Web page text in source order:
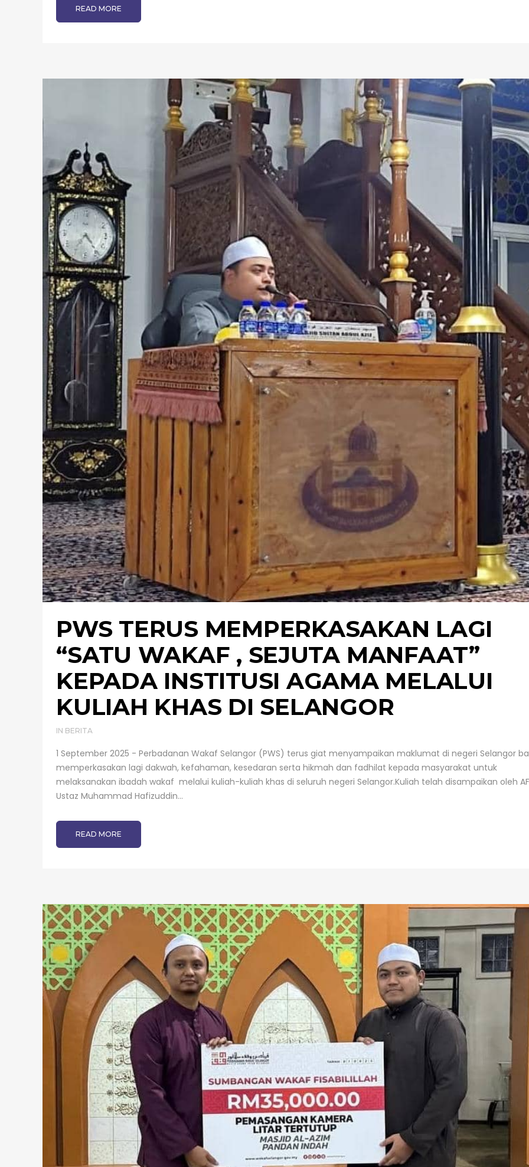
READ MORE
PWS TERUS MEMPERKASAKAN LAGI
“SATU WAKAF , SEJUTA MANFAAT”
KEPADA INSTITUSI AGAMA MELALUI
KULIAH KHAS DI SELANGOR
IN BERITA
1 September 2025 - Perbadanan Wakaf Selangor (PWS) terus giat menyampaikan maklumat di negeri Selangor
memperkasakan lagi dakwah, kefahaman, kesedaran serta hikmah dan fadhilat kepada masyarakat untuk
melaksanakan ibadah wakaf melalui kuliah-kuliah khas di seluruh negeri Selangor.Kuliah telah disampaikan oleh AF
Ustaz Muhammad Hafizuddin...
READ MORE